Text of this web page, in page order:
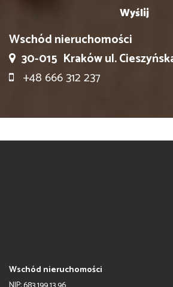
Wschód nieruchomości
30-015 Kraków ul.
+48 666 312 237
Wschód nieruchomości